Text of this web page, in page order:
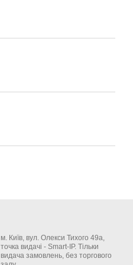
м. Київ, вул. Олекси Тихого 49а,
точка видачі - Smart-IP. Тільки
видача замовлень, без торгового